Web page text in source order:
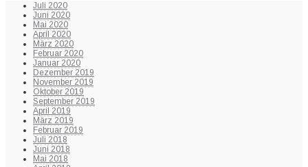
Juli 2020
Juni 2020
Mai 2020
April 2020
März 2020
Februar 2020
Januar 2020
Dezember 2019
November 2019
Oktober 2019
September 2019
April 2019
März 2019
Februar 2019
Juli 2018
Juni 2018
Mai 2018